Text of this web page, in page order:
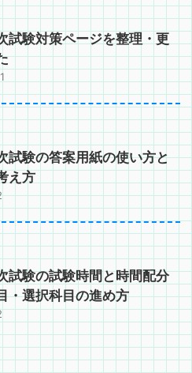
試験対策ページを整理・更
試験の答案用紙の使い方と
え方
試験の試験時間と時間配分
・選択科目の進め方